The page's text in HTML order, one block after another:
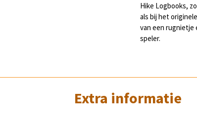
Hike Logbooks,
als bij het
van een rugnietje
speler.
Extra informatie